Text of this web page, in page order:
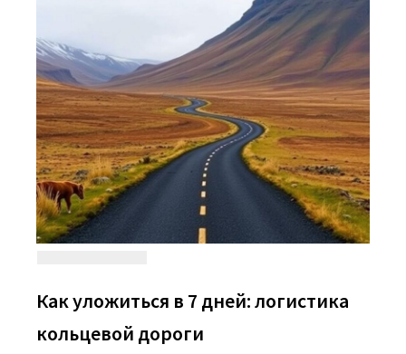
Как уложиться в 7 дней: логистика
кольцевой дороги